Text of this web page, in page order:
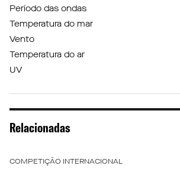
Período das ondas
Temperatura do mar
Vento
Temperatura do ar
UV
Relacionadas
COMPETIÇÃO INTERNACIONAL